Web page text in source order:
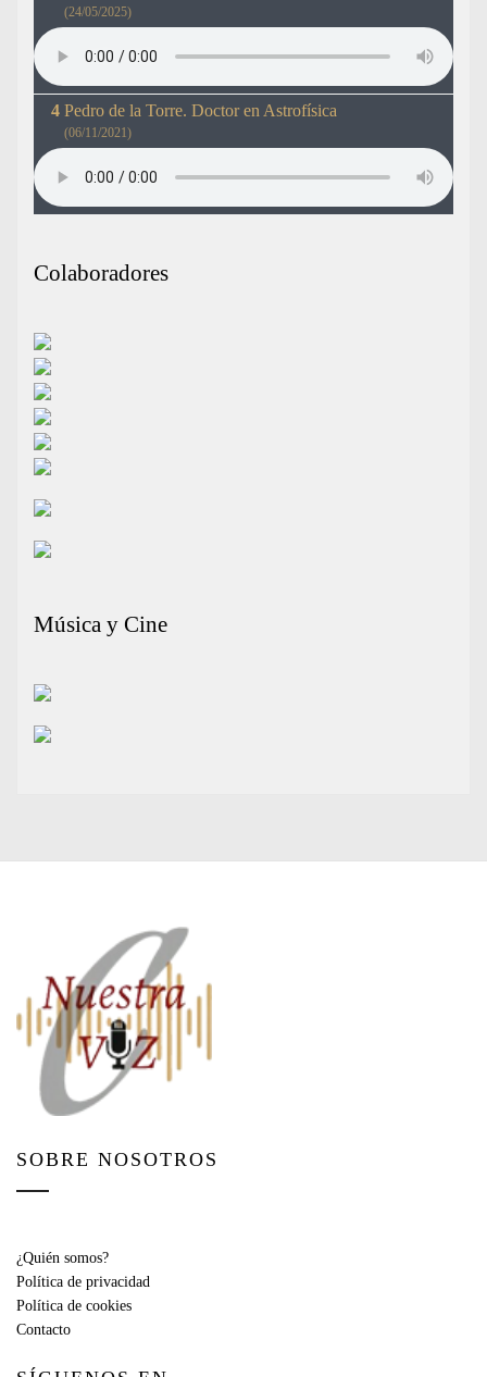
(24/05/2025)
Pedro de la Torre. Doctor en Astrofísica
(06/11/2021)
Colaboradores
Música y Cine
SOBRE NOSOTROS
¿Quién somos?
Política de privacidad
Política de cookies
Contacto